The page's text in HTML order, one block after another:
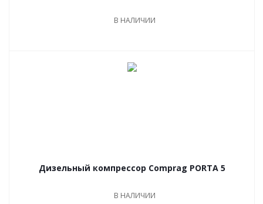
В НАЛИЧИИ
Дизельный компрессор Comprag PORTA 5
В НАЛИЧИИ